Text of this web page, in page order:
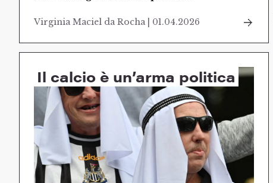
Virginia Maciel da Rocha | 01.04.2026
Il calcio è un’arma politica